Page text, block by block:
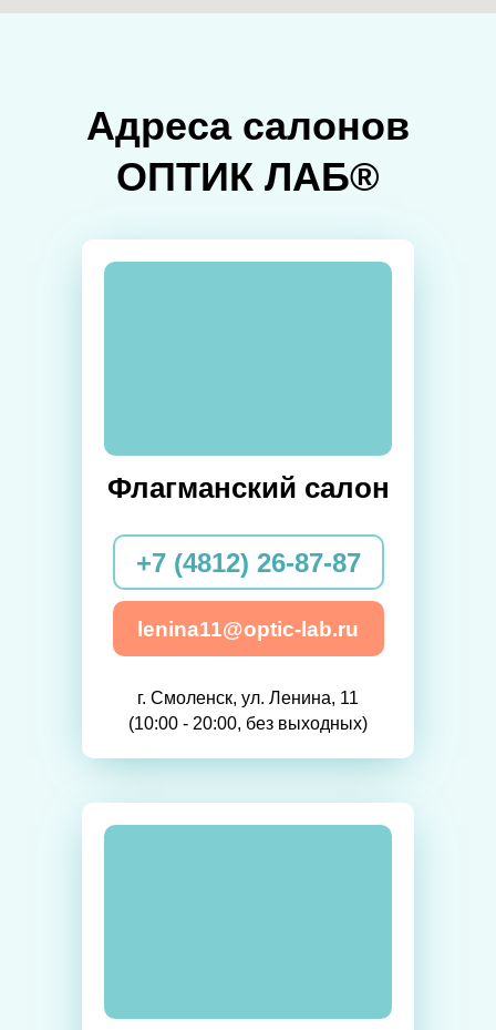
Адреса салонов
ОПТИК ЛАБ®
г. Смоленск, ул. Ленина, 11
(10:00 - 20:00, без выходных)
Флагманский салон
+7 (4812) 26-87-87
lenina11@optic-lab.ru